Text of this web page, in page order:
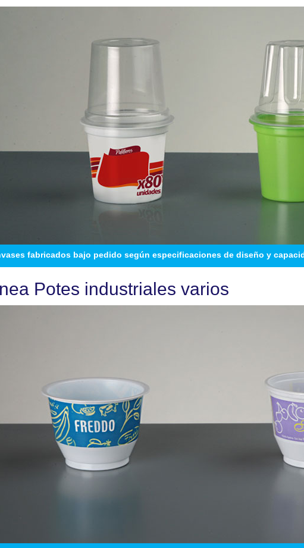
fabricados bajo pedido según especificaciones de diseño y
Potes industriales varios